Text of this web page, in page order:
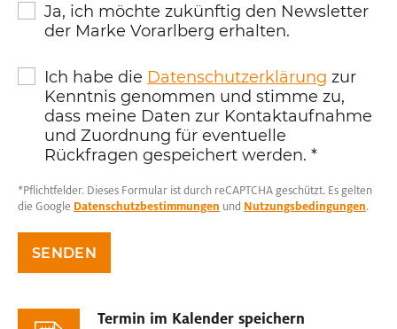
Ja, ich möchte zukünftig den Newsletter
der Marke Vorarlberg erhalten.
Ich habe die Datenschutzerklärung zur
Kenntnis genommen und stimme zu,
dass meine Daten zur Kontaktaufnahme
und Zuordnung für eventuelle
Rückfragen gespeichert werden. *
*Pflichtfelder. Dieses Formular ist durch reCAPTCHA geschützt. Es gelten
die Google Datenschutzbestimmungen und Nutzungsbedingungen.
SENDEN
Termin im Kalender speichern